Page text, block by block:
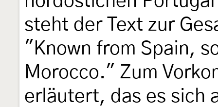
steht der Text zur
"Known from Spain,
Morocco." Zum
erläutert, das es sich